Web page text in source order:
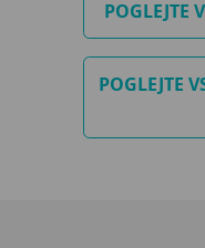
POGLEJTE
POGLEJTE